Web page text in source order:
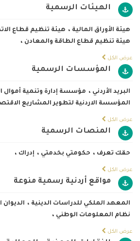
الهيئات الرسمية
هيئة الأوراق المالية ، هيئة تنظيم قطاع
هيئة تنظيم قطاع الطاقة والمعادن ،
عرض الكل
المؤسسات الرسمية
البريد الأردني ، مؤسسة إدارة وتنمية أموال
المؤسسة الاردنية لتطوير المشاريع
عرض الكل
المنصات الرسمية
حقك تعرف ، حكومتي بخدمتي ، إدراك ،
عرض الكل
مواقع أردنية رسمية منوعة
المعهد الملكي للدراسات الدينية ،
نظام المعلومات الوطني ،
عرض الكل